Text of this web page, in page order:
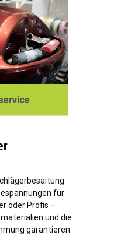
für
oder Profis –
und die
garantieren